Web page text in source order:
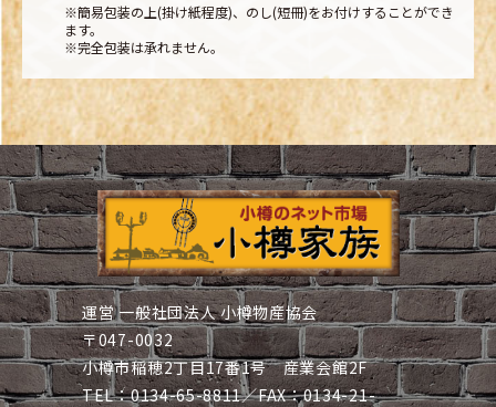
※簡易包装の上(掛け紙程度)、のし(短冊)をお付けすることができ
ます。
※完全包装は承れません。
運営 一般社団法人 小樽物産協会
〒047-0032
小樽市稲穂2丁目17番1号 産業会館2F
TEL：0134-65-8811／FAX：0134-21-